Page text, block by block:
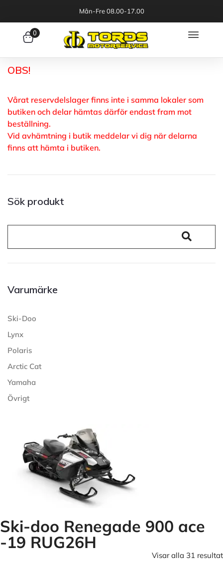
Mån-Fre 08.00-17.00
0
OBS!
Vårat reservdelslager finns inte i samma lokaler som
butiken och delar hämtas därför endast fram mot
beställning.
Vid avhämtning i butik meddelar vi dig när delarna
finns att hämta i butiken.
Sök produkt
Varumärke
Ski-Doo
Lynx
Polaris
Arctic Cat
Yamaha
Övrigt
Ski-doo Renegade 900 ace
-19 RUG26H
Visar alla 31 resultat